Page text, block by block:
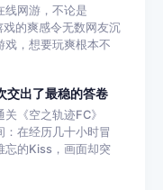
线网游，不论是
的爽感令无数网友沉
戏，想要玩爽根本不
交出了最稳的答卷
《空之轨迹FC》
：在经历几十小时冒
忘的Kiss，画面却突